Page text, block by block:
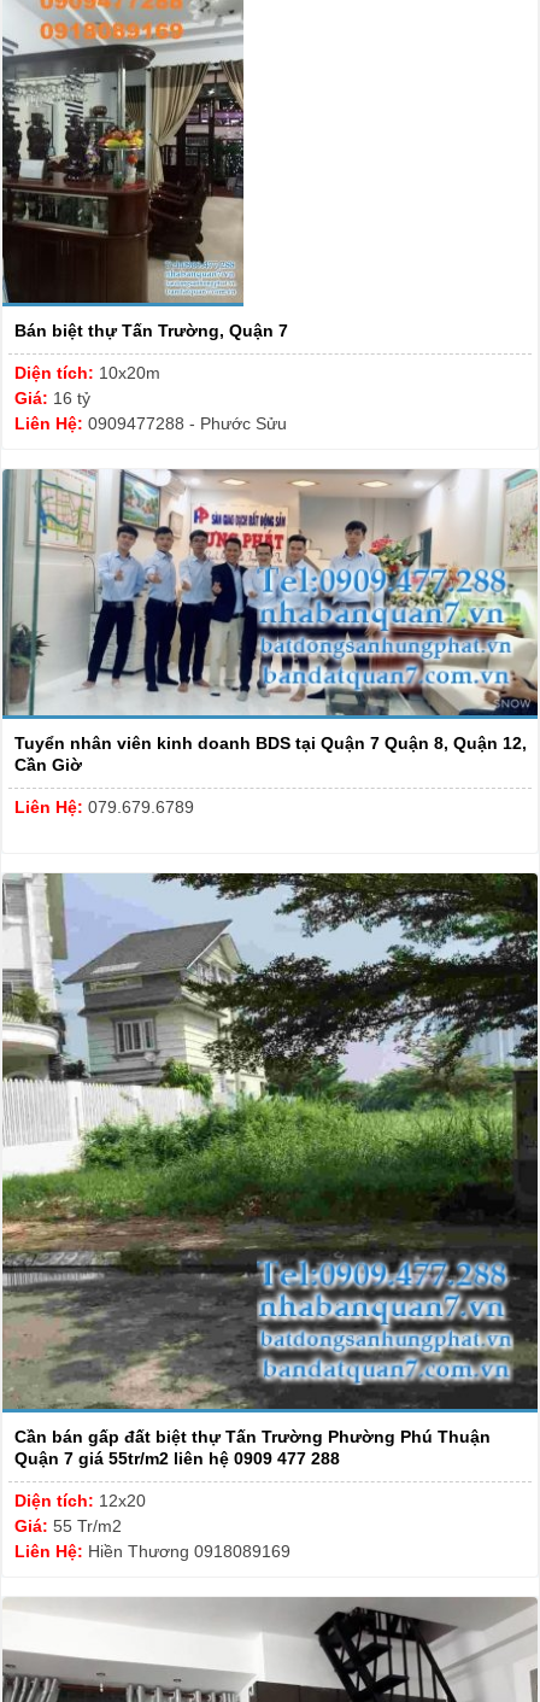
Bán biệt thự Tấn Trường, Quận 7
Diện tích: 10x20m
Giá: 16 tỷ
Liên Hệ: 0909477288 - Phước Sửu
Tuyển nhân viên kinh doanh BDS tại Quận 7 Quận 8, Quận 12,
Cần Giờ
Liên Hệ: 079.679.6789
Cần bán gấp đất biệt thự Tấn Trường Phường Phú Thuận
Quận 7 giá 55tr/m2 liên hệ 0909 477 288
Diện tích: 12x20
Giá: 55 Tr/m2
Liên Hệ: Hiền Thương 0918089169